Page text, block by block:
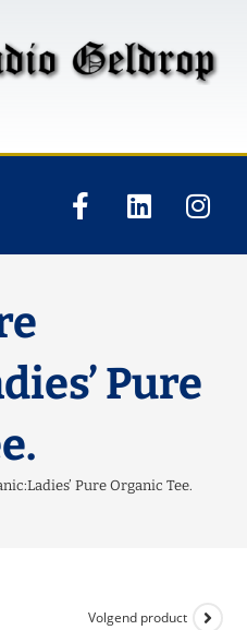
Pure
Pure Organic Tee.
Volgend product